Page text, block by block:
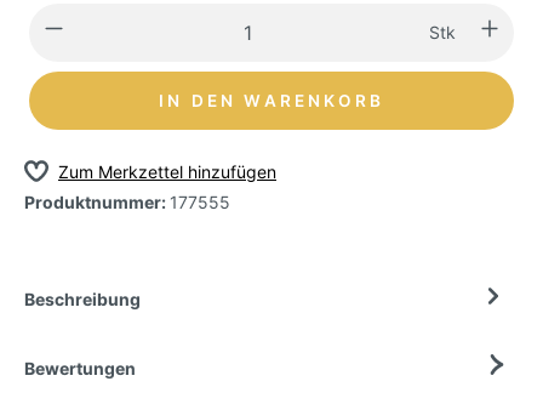
Stk
IN DEN WARENKORB
Zum Merkzettel hinzufügen
Produktnummer: 177555
Beschreibung
Bewertungen